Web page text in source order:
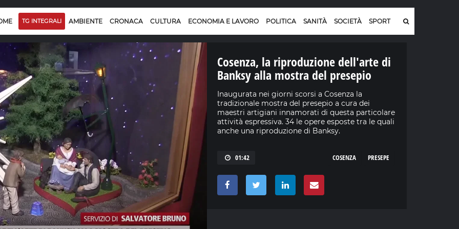
TG INTEGRALI AMBIENTE CRONACA CULTURA ECONOMIA E LAVORO POLITICA SANITÀ SOCIETÀ SPORT
Cosenza, la riproduzione dell'arte di
Banksy alla mostra del presepio
Inaugurata nei giorni scorsi a Cosenza la
tradizionale mostra del presepio a cura dei
maestri artigiani innamorati di questa particolare
attività espressiva. 34 le opere esposte tra le quali
anche una riproduzione di Banksy.
01:42 PRESEPE
COSENZA